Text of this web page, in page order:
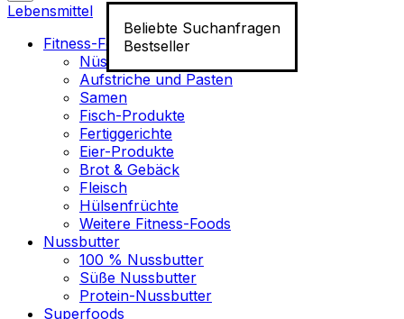
Beliebte Suchanfragen
Bestseller
Lebensmittel
Fitness-Food
Nüsse
Aufstriche und Pasten
Samen
Fisch-Produkte
Fertiggerichte
Eier-Produkte
Brot & Gebäck
Fleisch
Hülsenfrüchte
Weitere Fitness-Foods
Nussbutter
100 % Nussbutter
Süße Nussbutter
Protein-Nussbutter
Superfoods